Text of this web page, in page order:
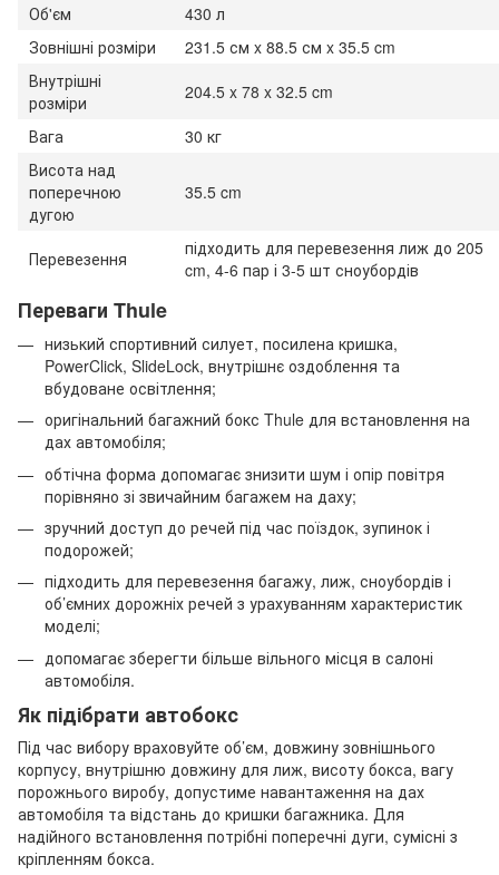
Об'єм
430 л
Зовнішні розміри
231.5 см x 88.5 см x 35.5 cm
Внутрішні
розміри
204.5 x 78 x 32.5 cm
Вага
30 кг
Висота над
поперечною
дугою
35.5 cm
Перевезення
підходить для перевезення лиж до 205
cm, 4-6 пар і 3-5 шт сноубордів
Переваги Thule
низький спортивний силует, посилена кришка,
PowerClick, SlideLock, внутрішнє оздоблення та
вбудоване освітлення;
оригінальний багажний бокс Thule для встановлення на
дах автомобіля;
обтічна форма допомагає знизити шум і опір повітря
порівняно зі звичайним багажем на даху;
зручний доступ до речей під час поїздок, зупинок і
подорожей;
підходить для перевезення багажу, лиж, сноубордів і
об’ємних дорожніх речей з урахуванням характеристик
моделі;
допомагає зберегти більше вільного місця в салоні
автомобіля.
Як підібрати автобокс
Під час вибору враховуйте об’єм, довжину зовнішнього
корпусу, внутрішню довжину для лиж, висоту бокса, вагу
порожнього виробу, допустиме навантаження на дах
автомобіля та відстань до кришки багажника. Для
надійного встановлення потрібні поперечні дуги, сумісні з
кріпленням бокса.